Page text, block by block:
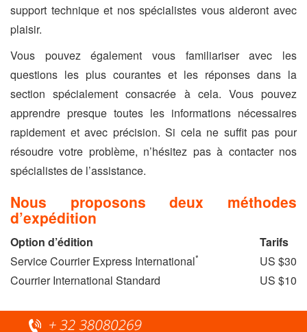
support technique et nos spécialistes vous aideront avec
plaisir.
Vous pouvez également vous familiariser avec les
questions les plus courantes et les réponses dans la
section spécialement consacrée à cela. Vous pouvez
apprendre presque toutes les informations nécessaires
rapidement et avec précision. Si cela ne suffit pas pour
résoudre votre problème, n’hésitez pas à contacter nos
spécialistes de l’assistance.
Nous proposons deux méthodes
d’expédition
Option d’édition
Tarifs
Service Courrier Express International*
US $30
Courrier International Standard
US $10